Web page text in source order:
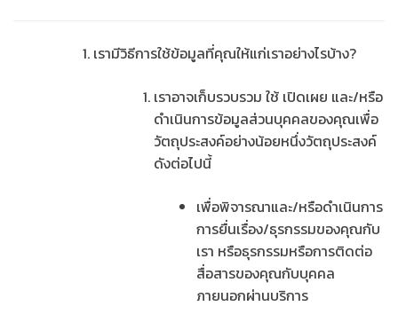
เรามีวิธีการใช้ข้อมูลที่คุณให้แก่เราอย่างไรบ้าง?
เราอาจเก็บรวบรวม ใช้ เปิดเผย และ/หรือ
ดำเนินการข้อมูลส่วนบุคคลของคุณเพื่อ
วัตถุประสงค์อย่างน้อยหนึ่งวัตถุประสงค์
ดังต่อไปนี้
เพื่อพิจารณาและ/หรือดำเนินการ
การยื่นเรื่อง/ธุรกรรมของคุณกับ
เรา หรือธุรกรรมหรือการติดต่อ
สื่อสารของคุณกับบุคคล
ภายนอกผ่านบริการ